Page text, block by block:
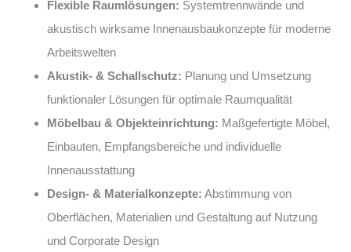
Flexible Raumlösungen: Systemtrennwände und
akustisch wirksame Innenausbaukonzepte für moderne
Arbeitswelten
Akustik- & Schallschutz: Planung und Umsetzung
funktionaler Lösungen für optimale Raumqualität
Möbelbau & Objekteinrichtung: Maßgefertigte Möbel,
Einbauten, Empfangsbereiche und individuelle
Innenausstattung
Design- & Materialkonzepte: Abstimmung von
Oberflächen, Materialien und Gestaltung auf Nutzung
und Corporate Design